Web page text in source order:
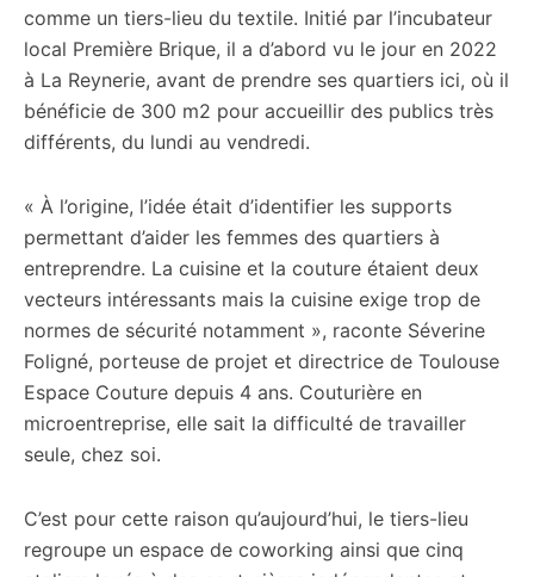
comme un tiers-lieu du textile. Initié par l’incubateur
local Première Brique, il a d’abord vu le jour en 2022
à La Reynerie, avant de prendre ses quartiers ici, où il
bénéficie de 300 m2 pour accueillir des publics très
différents, du lundi au vendredi.
« À l’origine, l’idée était d’identifier les supports
permettant d’aider les femmes des quartiers à
entreprendre. La cuisine et la couture étaient deux
vecteurs intéressants mais la cuisine exige trop de
normes de sécurité notamment », raconte Séverine
Foligné, porteuse de projet et directrice de Toulouse
Espace Couture depuis 4 ans. Couturière en
microentreprise, elle sait la difficulté de travailler
seule, chez soi.
C’est pour cette raison qu’aujourd’hui, le tiers-lieu
regroupe un espace de coworking ainsi que cinq